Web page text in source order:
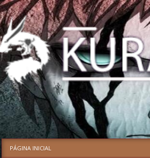
PÁGINA INICIAL